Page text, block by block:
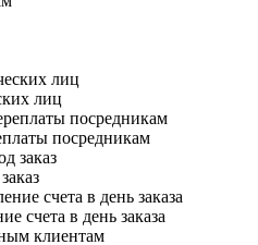
лиц
посредникам
счета в день заказа